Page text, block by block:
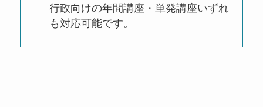
行政向けの年間講座・単発講座いずれ
も対応可能です。